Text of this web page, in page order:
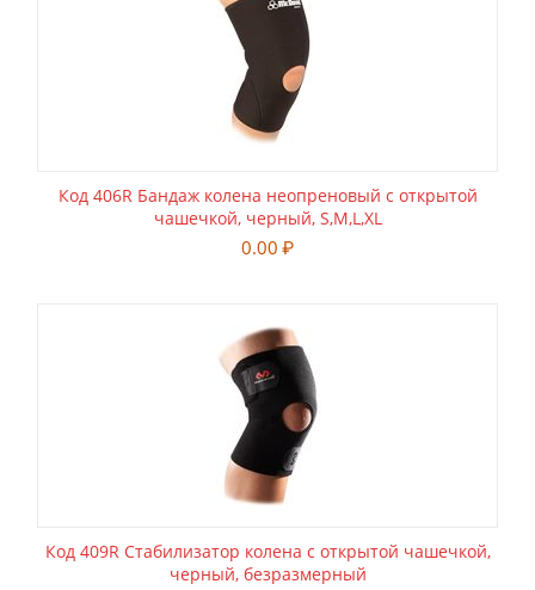
Код 406R Бандаж колена неопреновый с открытой
чашечкой, черный, S,M,L,XL
0.00 ₽
Код 409R Стабилизатор колена с открытой чашечкой,
черный, безразмерный